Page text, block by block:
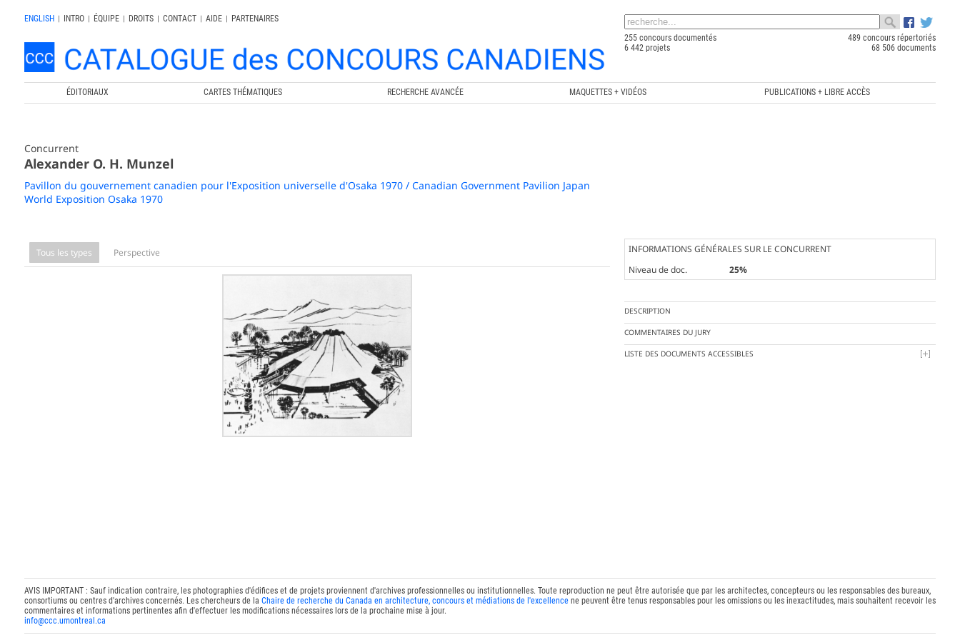
ENGLISH | INTRO | ÉQUIPE | DROITS | CONTACT | AIDE |
PARTENAIRES
255 concours documentés
489 concours répertoriés
6 442 projets
68 506 documents
ÉDITORIAUX CARTES THÉMATIQUES RECHERCHE AVANCÉE MAQUETTES + VIDÉOS PUBLICATIONS + LIBRE ACCÈS
Concurrent
Alexander O. H. Munzel
Pavillon du gouvernement canadien pour l'Exposition universelle d'Osaka 1970 / Canadian Government Pavilion Japan
World Exposition Osaka 1970
Tous les types Perspective
INFORMATIONS GÉNÉRALES SUR LE CONCURRENT
Niveau de doc.
25%
DESCRIPTION
COMMENTAIRES DU JURY
LISTE DES DOCUMENTS ACCESSIBLES
AVIS IMPORTANT : Sauf indication contraire, les photographies d'édifices et de projets proviennent d'archives professionnelles ou institutionnelles. Toute reproduction ne peut être autorisée que par les architectes, concepteurs ou les responsables des bureaux,
consortiums ou centres d'archives concernés. Les chercheurs de la Chaire de recherche du Canada en architecture, concours et médiations de l'excellencene peuvent être tenus responsables pour les omissions ou les inexactitudes, mais souhaitent recevoir les
commentaires et informations pertinentes afin d'effectuer les modifications nécessaires lors de la prochaine mise à jour.
info@ccc.umontreal.ca